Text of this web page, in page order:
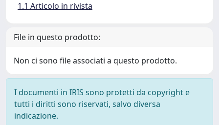
1.1 Articolo in rivista
File in questo prodotto:
Non ci sono file associati a questo prodotto.
I documenti in IRIS sono protetti da copyright e
tutti i diritti sono riservati, salvo diversa
indicazione.